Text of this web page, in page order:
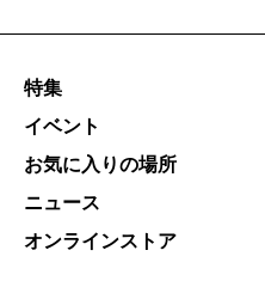
特集
イベント
お気に入りの場所
ニュース
オンラインストア